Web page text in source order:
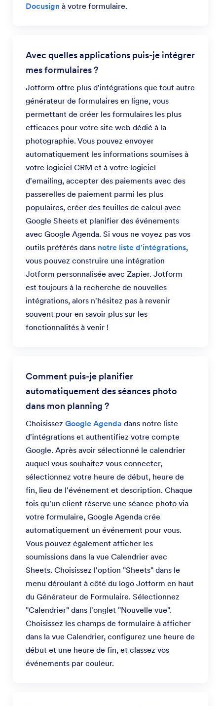
Docusign à votre formulaire.
Avec quelles applications puis-je intégrer
mes formulaires ?
Jotform offre plus d'intégrations que tout autre
générateur de formulaires en ligne, vous
permettant de créer les formulaires les plus
efficaces pour votre site web dédié à la
photographie. Vous pouvez envoyer
automatiquement les informations soumises à
votre logiciel CRM et à votre logiciel
d'emailing, accepter des paiements avec des
passerelles de paiement parmi les plus
populaires, créer des feuilles de calcul avec
Google Sheets et planifier des événements
avec Google Agenda. Si vous ne voyez pas vos
outils préférés dans notre liste d'intégrations,
vous pouvez construire une intégration
Jotform personnalisée avec Zapier. Jotform
est toujours à la recherche de nouvelles
intégrations, alors n'hésitez pas à revenir
souvent pour en savoir plus sur les
fonctionnalités à venir !
Comment puis-je planifier
automatiquement des séances photo
dans mon planning ?
ChoisissezGoogle Agenda dans notre liste
d'intégrations et authentifiez votre compte
Google. Après avoir sélectionné le calendrier
auquel vous souhaitez vous connecter,
sélectionnez votre heure de début, heure de
fin, lieu de l'événement et description. Chaque
fois qu'un client réserve une séance photo via
votre formulaire, Google Agenda crée
automatiquement un événement pour vous.
Vous pouvez également afficher les
soumissions dans la vue Calendrier avec
Sheets. Choisissez l'option "Sheets" dans le
menu déroulant à côté du logo Jotform en haut
du Générateur de Formulaire. Sélectionnez
"Calendrier" dans l'onglet "Nouvelle vue".
Choisissez les champs de formulaire à afficher
dans la vue Calendrier, configurez une heure de
début et une heure de fin, et classez vos
événements par couleur.